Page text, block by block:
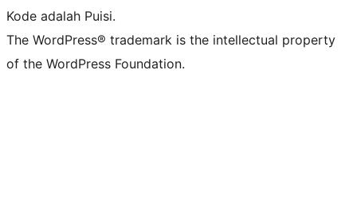
Kode adalah Puisi.
The WordPress® trademark is the intellectual property
of the WordPress Foundation.